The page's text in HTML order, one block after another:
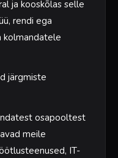
ja kooskõlas selle
rendi ega
kolmandatele
järgmiste
osapooltest
meile
IT-